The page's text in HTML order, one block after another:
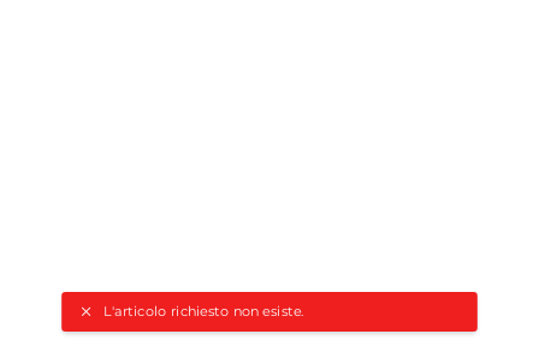
L'articolo richiesto non esiste.